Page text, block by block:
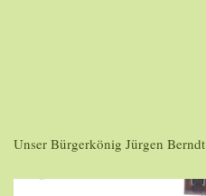
Unser Bürgerkönig Jürgen Berndt